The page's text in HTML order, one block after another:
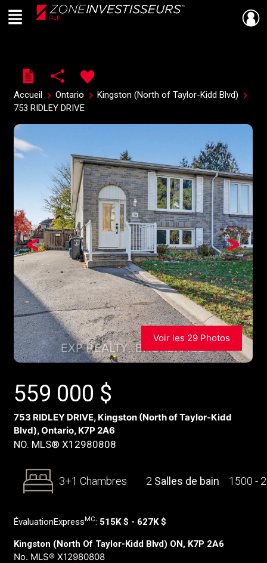
Live
En Direct
Menu
Accueil Ontario
Kingston (North of Taylor-Kidd Blvd)
753 RIDLEY DRIVE
>
<
Voir les 29 Photos
559 000 $
753 RIDLEY DRIVE, Kingston (North of Taylor-Kidd
Blvd), Ontario, K7P 2A6
NO. MLS® X12980808
3+1 Chambres 2 Salles de bain 1500 -
ÉvaluationExpress MC: 515K $ - 627K $
Kingston (North Of Taylor-Kidd Blvd) ON, K7P 2A6
No. MLS® X12980808